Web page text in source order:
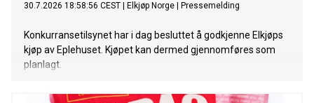
30.7.2026 18:58:56 CEST Elkjøp Norge Pressemelding
Konkurransetilsynet har i dag besluttet å godkjenne Elkjøps
kjøp av Eplehuset. Kjøpet kan dermed gjennomføres som
planlagt.